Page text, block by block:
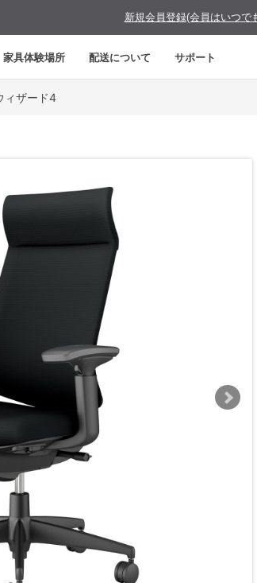
新規会員登録(会員はいつで
家具体験場所 配送について サポート
ィザード4